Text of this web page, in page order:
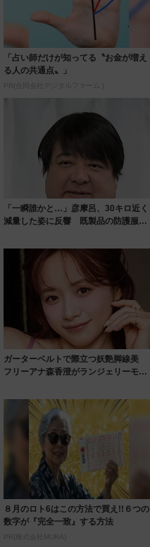
「占い師だけが知ってる〝お金が増え
る人の共通点〟」
PR(合同会社デジタルファーム )
「一瞬誰かと…」彦摩呂、30キロ近く
減量した姿に反響 既製品の防護服が
ガーターベルトで際立つ妖艶脚線美
フリーアナ森香澄がランジェリーモデ
８月のロト6はこの方法で買え!!６つの
数字が『完全一致』する方法
PR(株式会社MURA)